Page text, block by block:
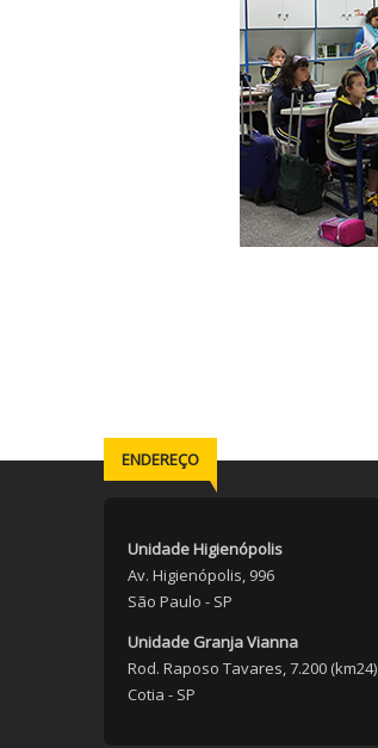
ENDEREÇO
Unidade Higienópolis
Av. Higienópolis, 996
São Paulo - SP
Unidade Granja Vianna
Rod. Raposo Tavares, 7.200 (km24)
Cotia - SP